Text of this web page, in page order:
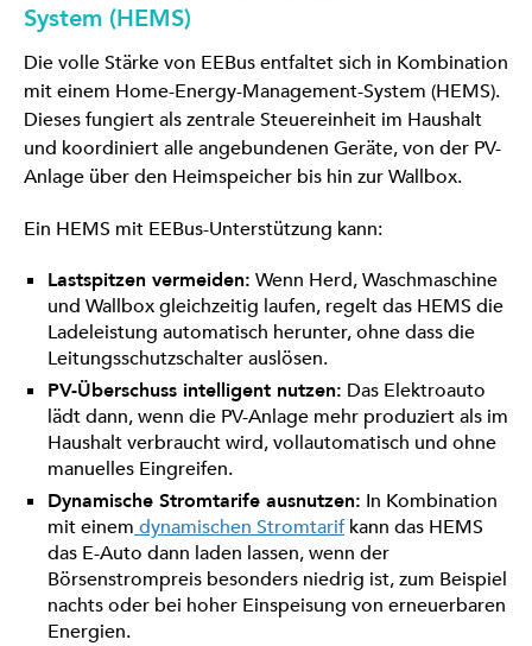
System (HEMS)
Die volle Stärke von EEBus entfaltet sich in Kombination
mit einem Home-Energy-Management-System (HEMS).
Dieses fungiert als zentrale Steuereinheit im Haushalt
und koordiniert alle angebundenen Geräte, von der PV-
Anlage über den Heimspeicher bis hin zur Wallbox.
Ein HEMS mit EEBus-Unterstützung kann:
Lastspitzen vermeiden: Wenn Herd, Waschmaschine
und Wallbox gleichzeitig laufen, regelt das HEMS die
Ladeleistung automatisch herunter, ohne dass die
Leitungsschutzschalter auslösen.
PV-Überschuss intelligent nutzen: Das Elektroauto
lädt dann, wenn die PV-Anlage mehr produziert als im
Haushalt verbraucht wird, vollautomatisch und ohne
manuelles Eingreifen.
Dynamische Stromtarife ausnutzen: In Kombination
mit einem dynamischen Stromtarifkann das HEMS
das E-Auto dann laden lassen, wenn der
Börsenstrompreis besonders niedrig ist, zum Beispiel
nachts oder bei hoher Einspeisung von erneuerbaren
Energien.